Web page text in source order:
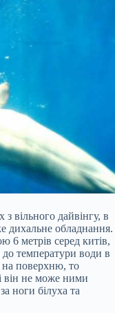
вільного дайвінгу, в
дихальне обладнання.
6 метрів серед китів,
до температури води в
на поверхню, то
він не може ними
ноги білуха та